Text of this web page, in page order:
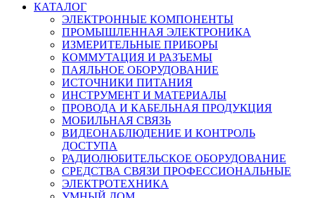
КАТАЛОГ
ЭЛЕКТРОННЫЕ КОМПОНЕНТЫ
ПРОМЫШЛЕННАЯ ЭЛЕКТРОНИКА
ИЗМЕРИТЕЛЬНЫЕ ПРИБОРЫ
КОММУТАЦИЯ И РАЗЪЕМЫ
ПАЯЛЬНОЕ ОБОРУДОВАНИЕ
ИСТОЧНИКИ ПИТАНИЯ
ИНСТРУМЕНТ И МАТЕРИАЛЫ
ПРОВОДА И КАБЕЛЬНАЯ ПРОДУКЦИЯ
МОБИЛЬНАЯ СВЯЗЬ
ВИДЕОНАБЛЮДЕНИЕ И КОНТРОЛЬ
ДОСТУПА
РАДИОЛЮБИТЕЛЬСКОЕ ОБОРУДОВАНИЕ
СРЕДСТВА СВЯЗИ ПРОФЕССИОНАЛЬНЫЕ
ЭЛЕКТРОТЕХНИКА